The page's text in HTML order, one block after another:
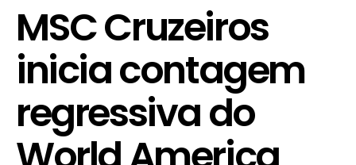
MSC Cruzeiros
inicia contagem
regressiva do